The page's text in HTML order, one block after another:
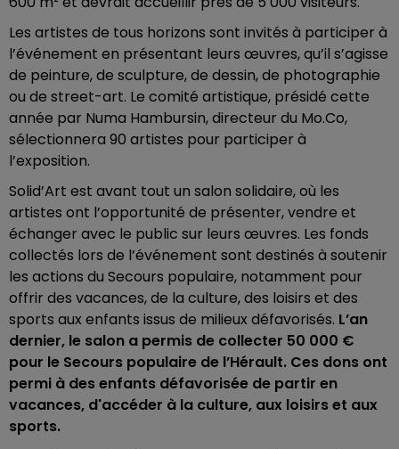
Les artistes de tous horizons sont invités à participer à
l’événement en présentant leurs œuvres, qu’il s’agisse
de peinture, de sculpture, de dessin, de photographie
ou de street-art. Le comité artistique, présidé cette
année par Numa Hambursin, directeur du Mo.Co,
sélectionnera 90 artistes pour participer à
l’exposition.
Solid’Art est avant tout un salon solidaire, où les
artistes ont l’opportunité de présenter, vendre et
échanger avec le public sur leurs œuvres. Les fonds
collectés lors de l’événement sont destinés à soutenir
les actions du Secours populaire, notamment pour
offrir des vacances, de la culture, des loisirs et des
sports aux enfants issus de milieux défavorisés. L’an
dernier, le salon a permis de collecter 50 000 €
pour le Secours populaire de l’Hérault. Ces dons ont
permi à des enfants défavorisée de partir en
vacances, d'accéder à la culture, aux loisirs et aux
sports.